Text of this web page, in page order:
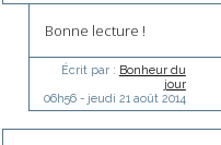
Bonne lecture !
Écrit par : Bonheur du
jour
06h56- jeudi 21 août 2014